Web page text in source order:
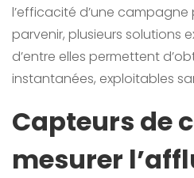
l’efficacité d’une
parvenir, plusieurs solutions
d’entre elles permettent
instantanées, exploitables
Capteurs de
mesurer